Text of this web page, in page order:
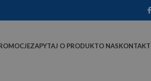
ZAPYTAJ O PRODUKTO NASKONTAKT